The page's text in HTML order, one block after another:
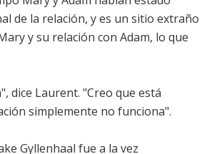
de la relación, y es un sitio extraño
y su relación con Adam, lo que
dice Laurent. "Creo que está
simplemente no funciona".
Gyllenhaal fue a la vez